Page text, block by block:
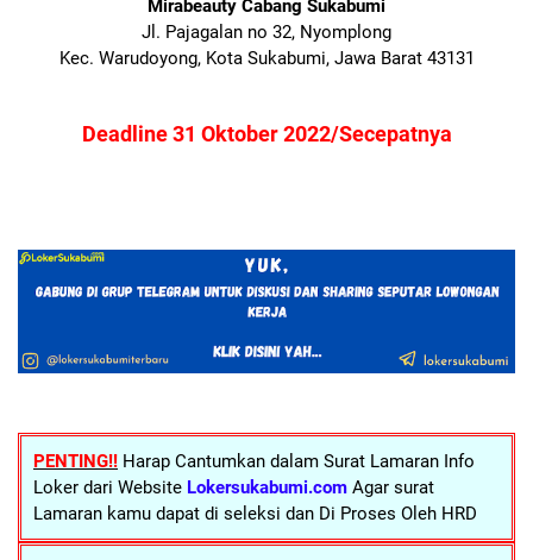
Mirabeauty Cabang Sukabumi
Jl. Pajagalan no 32, Nyomplong
Kec. Warudoyong, Kota Sukabumi, Jawa Barat 43131
Deadline 31 Oktober 2022/Secepatnya
PENTING!! Harap Cantumkan dalam Surat Lamaran Info
Loker dari Website Lokersukabumi.com Agar surat
Lamaran kamu dapat di seleksi dan Di Proses Oleh HRD